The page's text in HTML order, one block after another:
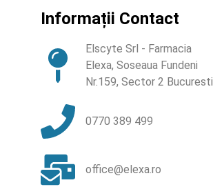
Informații Contact
Elscyte Srl - Farmacia
Elexa, Soseaua Fundeni
Nr.159, Sector 2 Bucuresti
0770 389 499
office@elexa.ro